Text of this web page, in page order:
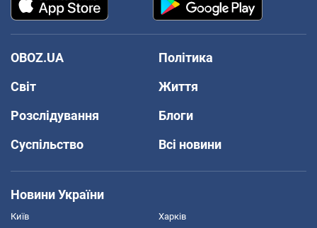
OBOZ.UA
Політика
Світ
Життя
Розслідування
Блоги
Суспільство
Всі новини
Новини України
Київ Харків